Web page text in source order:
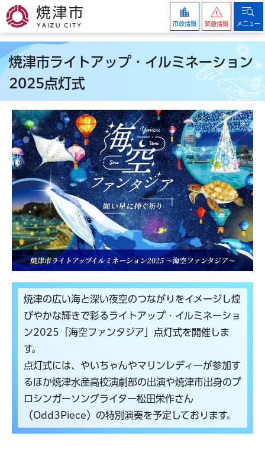
焼津市
市政情報 緊急情報 メニュー
焼津市ライトアップ・イルミネーション
2025点灯式
焼津の広い海と深い夜空のつながりをイメージし煌
びやかな輝きで彩るライトアップ・イルミネーショ
ン2025「海空ファンタジア」点灯式を開催しま
す。
点灯式には、やいちゃんやマリンレディーが参加す
るほか焼津水産高校演劇部の出演や焼津市出身のプ
ロシンガーソングライター松田栄作さん
（Odd3Piece）の特別演奏を予定しております。